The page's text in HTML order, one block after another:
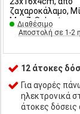
ζαχαροκάλαμο,
Μπεζ, Sabert
Διαθέσιμο
Αποστολή σε 1-2
12 άτοκες
Για αγορές
ηλεκτρονικά
άτοκες